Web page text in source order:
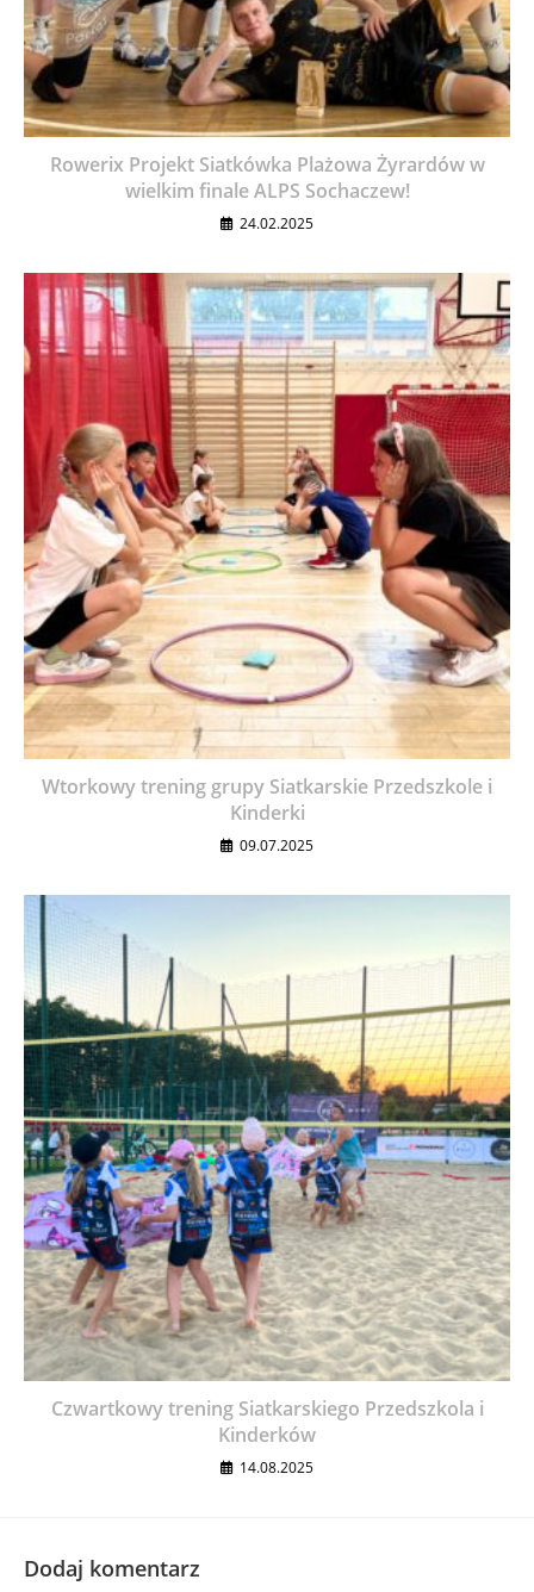
Rowerix Projekt Siatkówka Plażowa Żyrardów w
wielkim finale ALPS Sochaczew!
24.02.2025
Wtorkowy trening grupy Siatkarskie Przedszkole i
Kinderki
09.07.2025
Czwartkowy trening Siatkarskiego Przedszkola i
Kinderków
14.08.2025
Dodaj komentarz